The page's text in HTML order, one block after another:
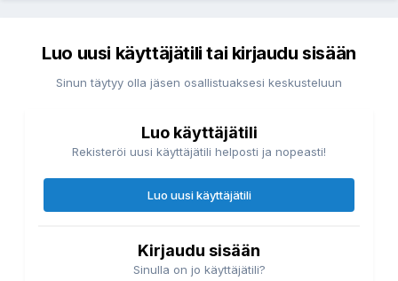
Luo uusi käyttäjätili tai kirjaudu sisään
Sinun täytyy olla jäsen osallistuaksesi keskusteluun
Luo käyttäjätili
Rekisteröi uusi käyttäjätili helposti ja nopeasti!
Luo uusi käyttäjätili
Kirjaudu sisään
Sinulla on jo käyttäjätili?